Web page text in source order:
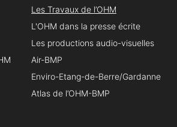
Les Travaux de l’OHM
L'OHM dans la presse écrite
Les productions audio-visuelles
Air-BMP
Enviro-Etang-de-Berre/Gardanne
Atlas de l’OHM-BMP